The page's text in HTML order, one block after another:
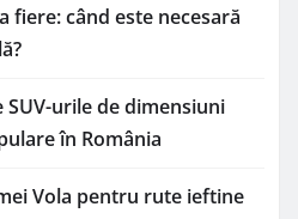
fiere: când este necesară
urile de dimensiuni
în România
Vola pentru rute ieftine